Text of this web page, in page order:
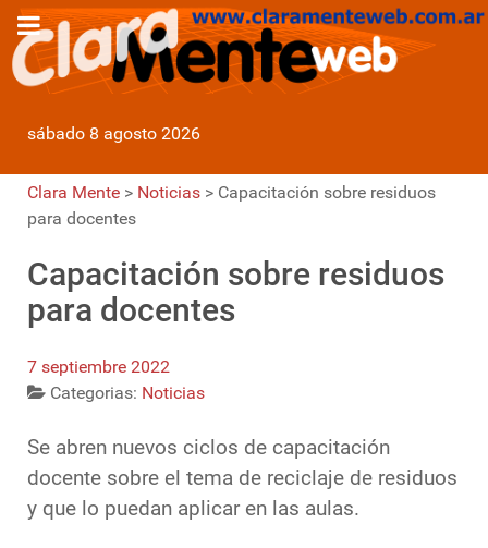
sábado 8 agosto 2026
Clara Mente > Noticias > Capacitación sobre residuos
para docentes
Capacitación sobre residuos
para docentes
7 septiembre 2022
Categorias: Noticias
Se abren nuevos ciclos de capacitación
docente sobre el tema de reciclaje de residuos
y que lo puedan aplicar en las aulas.